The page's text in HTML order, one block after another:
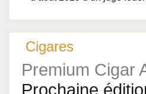
Cigares
Premium Cigar
Prochaine